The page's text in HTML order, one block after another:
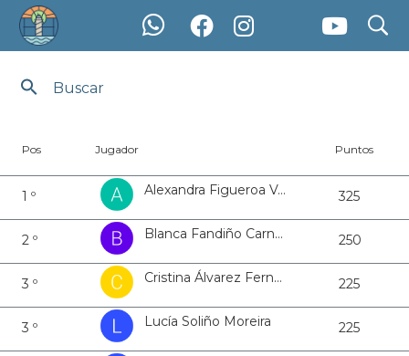
search
Pos Jugador Puntos
1 º Alexandra Figueroa Vázquez 325
2 º Blanca Fandiño Carnero 250
3 º Cristina Álvarez Fernández 225
3 º Lucía Soliño Moreira 225